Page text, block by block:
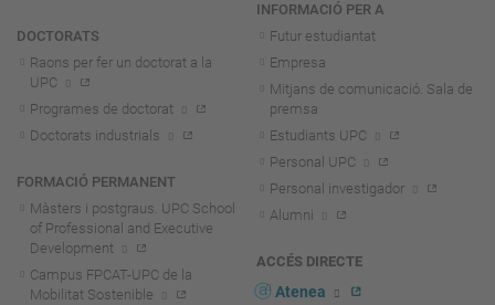
DOCTORATS
Raons per fer un doctorat a la
UPC
Programes de doctorat
Doctorats industrials
FORMACIÓ PERMANENT
Màsters i postgraus. UPC School
of Professional and Executive
Development
Campus FPCAT-UPC de la
Mobilitat Sostenible
INFORMACIÓ PER A
Futur estudiantat
Empresa
Mitjans de comunicació. Sala de
premsa
Estudiants UPC
Personal UPC
Personal investigador
Alumni
ACCÉS DIRECTE
Atenea